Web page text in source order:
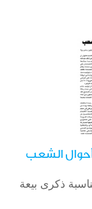
الشعب
إبريل 2014م - بمناسبة ذكرى بيعة